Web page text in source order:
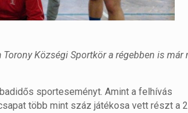
Községi Sportkör a régebben is már
sporteseményt. Amint a felhívás
több mint száz játékosa vett részt a